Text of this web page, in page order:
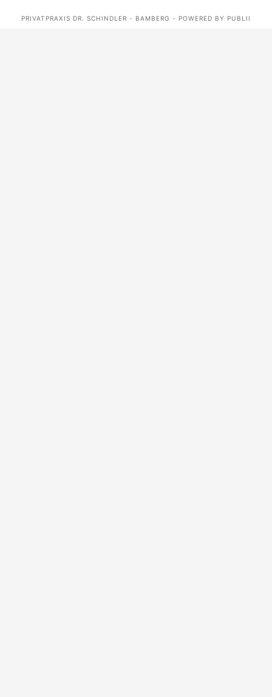
PRIVATPRAXIS DR. SCHINDLER - BAMBERG - POWERED BY PUBLII